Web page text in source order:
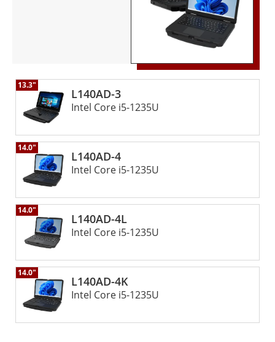
境中工作的人員來說，融程L140TG強固筆記型電腦是理想的解
決方案，這一創新系統旨在與運營中心進行通信，並在事件的
各個階段為指揮官提供各種管理和決策支持工具。 此外，融程
L140TG強固筆記型電腦具有堅固的外形，可提供新一代緊湊輕
便的便攜性，其防水設計確保它可以在任何天氣條件下使用而
保持連接。融程L140TG強固筆記型電腦是一款高度可靠且多功
能的解決方案，可在最具挑戰性的環境中提供卓越的性能，其
堅固的結構、先進的連接選項和用戶友好的功能使其成為任何
擇。
L140AD-3
13.3"
Intel Core i5-1235U
L140AD-4
14.0"
Intel Core i5-1235U
L140AD-4L
14.0"
Intel Core i5-1235U
L140AD-4K
14.0"
Intel Core i5-1235U